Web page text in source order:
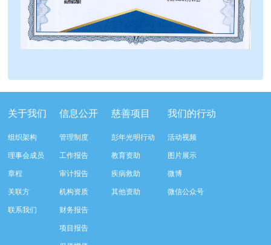
关于我们
组织架构
理事会成员
章程
关联方
联系我们
信息公开
管理制度
工作报告
审计报告
机构资质
财务报告
项目报告
慈善项目
彭年光明行动
教育资助
疾病救助
其他资助
我们的行动
活动视频
图片展示
微博
微信公众号